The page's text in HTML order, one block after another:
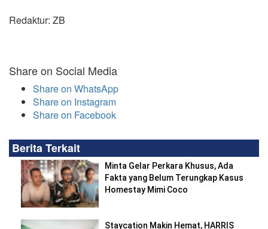
Redaktur: ZB
Share on Social Media
Share on WhatsApp
Share on Instagram
Share on Facebook
Berita Terkait
Minta Gelar Perkara Khusus, Ada
Fakta yang Belum Terungkap Kasus
Homestay Mimi Coco
Staycation Makin Hemat, HARRIS